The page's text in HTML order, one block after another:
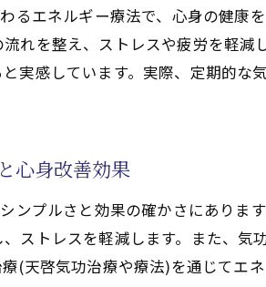
宗教と気功治療(天啓気功治療や療
気功治療(天啓気功治療や療法)と
宗教的要素はない気功治療(天啓気
効果的な気功治療(天啓気功治療や
気功治療(天啓気功治療や療法)の
適切な気功治療(天啓気功治療や療
気功治療(天啓気功治療や療法)の効
るエネルギー療法で、心身の健康
れを整え、ストレスや疲労を軽
実感しています。実際、定期的
心身改善効果
ンプルさと効果の確かさにありま
ストレスを軽減します。また、
(天啓気功治療や療法)を通じてエ